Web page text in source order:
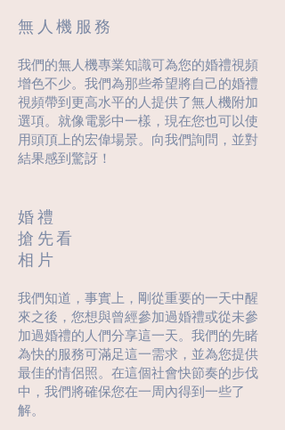
無人機服務
我們的無人機專業知識可為您的婚禮視頻
增色不少。我們為那些希望將自己的婚禮
視頻帶到更高水平的人提供了無人機附加
選項。就像電影中一樣，現在您也可以使
用頭頂上的宏偉場景。向我們詢問，並對
結果感到驚訝！
婚禮
搶先看
相片
我們知道，事實上，剛從重要的一天中醒
來之後，您想與曾經參加過婚禮或從未參
加過婚禮的人們分享這一天。我們的先睹
為快的服務可滿足這一需求，並為您提供
最佳的情侶照。在這個社會快節奏的步伐
中，我們將確保您在一周內得到一些了
解。